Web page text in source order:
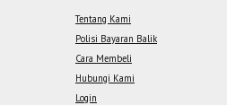
Tentang Kami
Polisi Bayaran Balik
Cara Membeli
Hubungi Kami
Login